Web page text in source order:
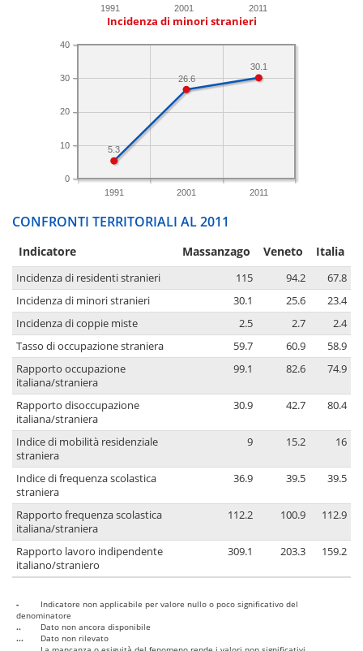
1991 2001 2011
Incidenza di minori stranieri
1991 2001 2011
0
10
20
30
40
30.1
26.6
5.3
CONFRONTI TERRITORIALI AL 2011
Indicatore Massanzago Veneto Italia
Incidenza di residenti stranieri 115 94.2
67.8
Incidenza di minori stranieri
30.1 25.6
23.4
Incidenza di coppie miste
2.5 2.7
2.4
Tasso di occupazione straniera
59.7 60.9
58.9
Rapporto occupazione
italiana/straniera
99.1 82.6 74.9
Rapporto disoccupazione
italiana/straniera
30.9 42.7 80.4
Indice di mobilità residenziale
straniera
9 15.2 16
Indice di frequenza scolastica
straniera
36.9 39.5 39.5
Rapporto frequenza scolastica
italiana/straniera
112.2 100.9 112.9
Rapporto lavoro indipendente
italiano/straniero
309.1 203.3 159.2
-
Indicatore non applicabile per valore nullo o poco significativo del
denominatore
..
Dato non ancora disponibile
...
Dato non rilevato